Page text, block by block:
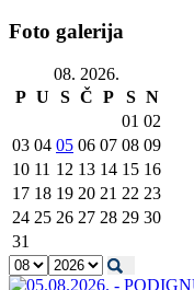
Foto galerija
08. 2026.
P U S Č P S N
01 02
03 04 05 06 07 08 09
10 11 12 13 14 15 16
17 18 19 20 21 22 23
24 25 26 27 28 29 30
31